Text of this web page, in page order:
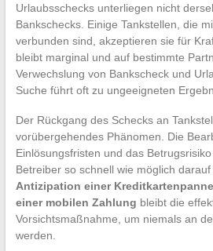
Urlaubsschecks unterliegen nicht
Bankschecks. Einige Tankstellen, die
verbunden sind, akzeptieren sie für
bleibt marginal und auf bestimmte
Verwechslung von Bankscheck und
Suche führt oft zu ungeeigneten
Der Rückgang des Schecks an
vorübergehendes Phänomen. Die
Einlösungsfristen und das
Betreiber so schnell wie möglich darauf
Antizipation einer
einer mobilen Zahlung bleibt die
Vorsichtsmaßnahme, um niemals an
werden.